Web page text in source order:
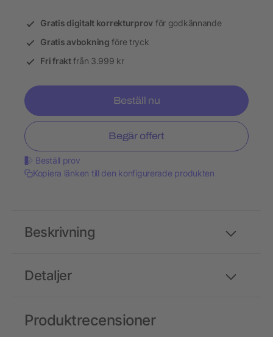
Gratis digitalt korrekturprov för godkännande
Gratis avbokning före tryck
Fri fraktfrån 3.999 kr
Beställ nu
Begär offert
Beställ prov
Kopiera länken till den konfigurerade produkten
Detaljer
Beskrivning
Produktrecensioner